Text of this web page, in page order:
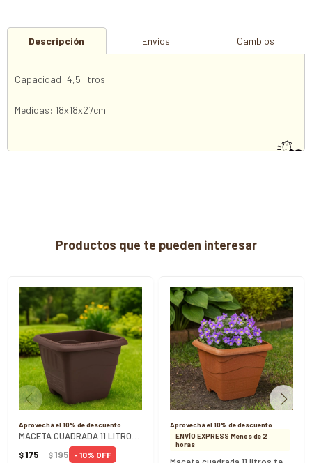
Descripción Envíos Cambios
Capacidad: 4,5 litros
Medidas: 18x18x27cm
Productos que te pueden interesar
Aprovechá el 10% de descuento
$175 $195 10
Aprovechá el 10% de descuento
ENVÍO EXPRESS Menos de 2
horas